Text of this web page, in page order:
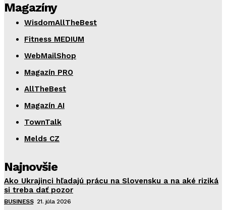
Magazíny
WisdomAllTheBest
Fitness MEDIUM
WebMailShop
Magazín PRO
AllTheBest
Magazín AI
TownTalk
Melds CZ
Najnovšie
Ako Ukrajinci hľadajú prácu na Slovensku a na aké riziká
si treba dať pozor
BUSINESS 21. júla 2026